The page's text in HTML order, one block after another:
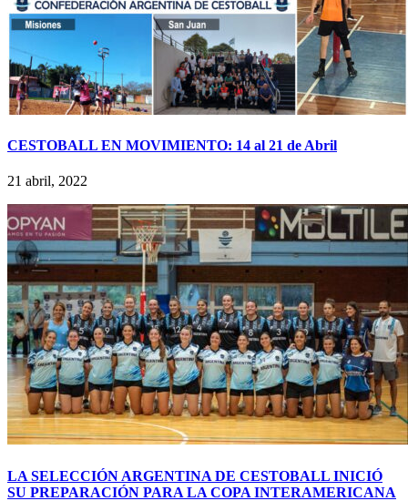
CESTOBALL EN MOVIMIENTO: 14 al 21 de Abril
21 abril, 2022
LA SELECCIÓN ARGENTINA DE CESTOBALL INICIÓ
SU PREPARACIÓN PARA LA COPA INTERAMERICANA